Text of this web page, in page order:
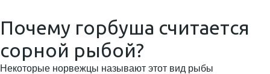
Почему горбуша считается
сорной рыбой?
Некоторые норвежцы называют этот вид рыбы